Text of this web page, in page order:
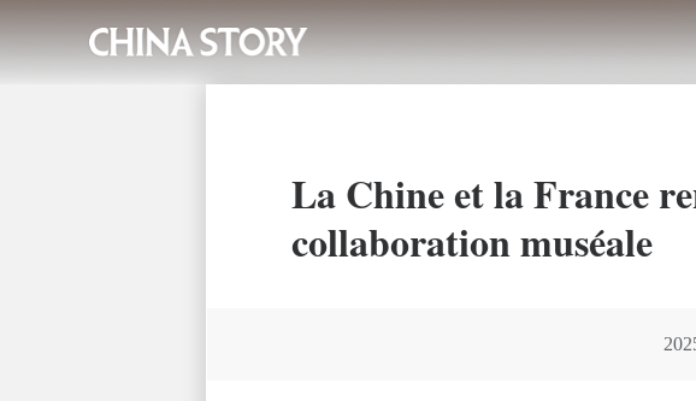
La Chine et la France
collaboration muséale